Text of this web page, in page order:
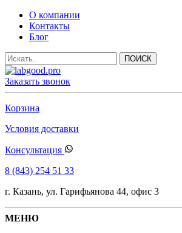
О компании
Контакты
Блог
Заказать звонок
Корзина
Условия доставки
Консультация
8 (843) 254 51 33
г. Казань, ул. Гарифьянова 44, офис 3
МЕНЮ